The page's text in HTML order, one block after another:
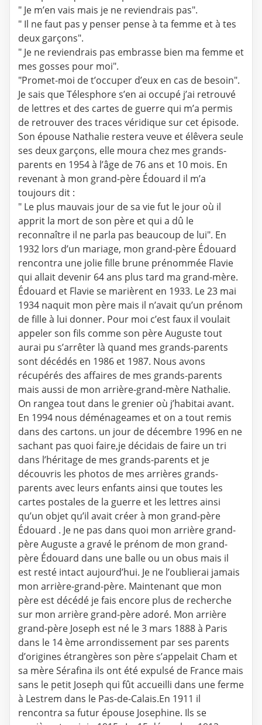
" Je m’en vais mais je ne reviendrais pas".
" Il ne faut pas y penser pense à ta femme et à tes
deux garçons".
" Je ne reviendrais pas embrasse bien ma femme et
mes gosses pour moi".
"Promet-moi de t’occuper d’eux en cas de besoin".
Je sais que Télesphore s’en ai occupé j’ai retrouvé
de lettres et des cartes de guerre qui m’a permis
de retrouver des traces véridique sur cet épisode.
Son épouse Nathalie restera veuve et élêvera seule
ses deux garçons, elle moura chez mes grands-
parents en 1954 à l’âge de 76 ans et 10 mois. En
revenant à mon grand-père Édouard il m’a
toujours dit :
" Le plus mauvais jour de sa vie fut le jour où il
apprit la mort de son père et qui a dû le
reconnaître il ne parla pas beaucoup de lui". En
1932 lors d’un mariage, mon grand-père Édouard
rencontra une jolie fille brune prénommée Flavie
qui allait devenir 64 ans plus tard ma grand-mère.
Édouard et Flavie se marièrent en 1933. Le 23 mai
1934 naquit mon père mais il n’avait qu’un prénom
de fille à lui donner. Pour moi c’est faux il voulait
appeler son fils comme son père Auguste tout
aurai pu s’arrêter là quand mes grands-parents
sont décédés en 1986 et 1987. Nous avons
récupérés des affaires de mes grands-parents
mais aussi de mon arrière-grand-mère Nathalie.
On rangea tout dans le grenier où j’habitai avant.
En 1994 nous déménageames et on a tout remis
dans des cartons. un jour de décembre 1996 en ne
sachant pas quoi faire,je décidais de faire un tri
dans l’héritage de mes grands-parents et je
découvris les photos de mes arrières grands-
parents avec leurs enfants ainsi que toutes les
cartes postales de la guerre et les lettres ainsi
qu’un objet qu’il avait créer à mon grand-père
Édouard . Je ne pas dans quoi mon arrière grand-
père Auguste a gravé le prénom de mon grand-
père Édouard dans une balle ou un obus mais il
est resté intact aujourd’hui. Je ne l’oublierai jamais
mon arrière-grand-père. Maintenant que mon
père est décédé je fais encore plus de recherche
sur mon arrière grand-père adoré. Mon arrière
grand-père Joseph est né le 3 mars 1888 à Paris
dans le 14 ème arrondissement par ses parents
d’origines étrangères son père s’appelait Cham et
sa mère Sérafina ils ont été expulsé de France mais
sans le petit Joseph qui fût accueilli dans une ferme
à Lestrem dans le Pas-de-Calais.En 1911 il
rencontra sa futur épouse Josephine. Ils se